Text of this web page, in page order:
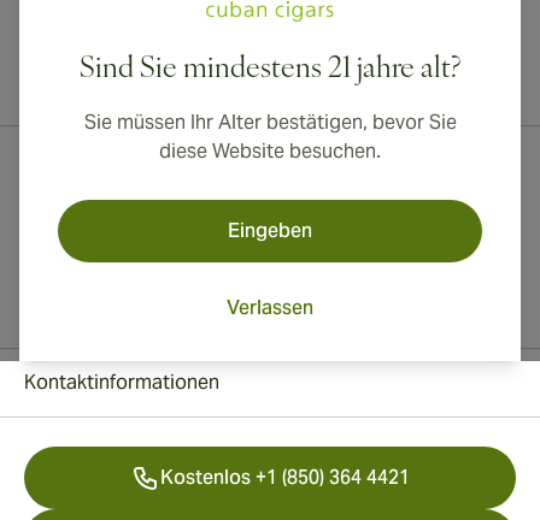
Sind Sie mindestens 21 jahre alt?
Sie müssen Ihr Alter bestätigen, bevor Sie
diese Website besuchen.
Eingeben
Verlassen
Internationaler Versand nach Kanada, Vereinigtes Königreich und
Kontaktinformationen
Kostenlos +1 (850) 364 4421